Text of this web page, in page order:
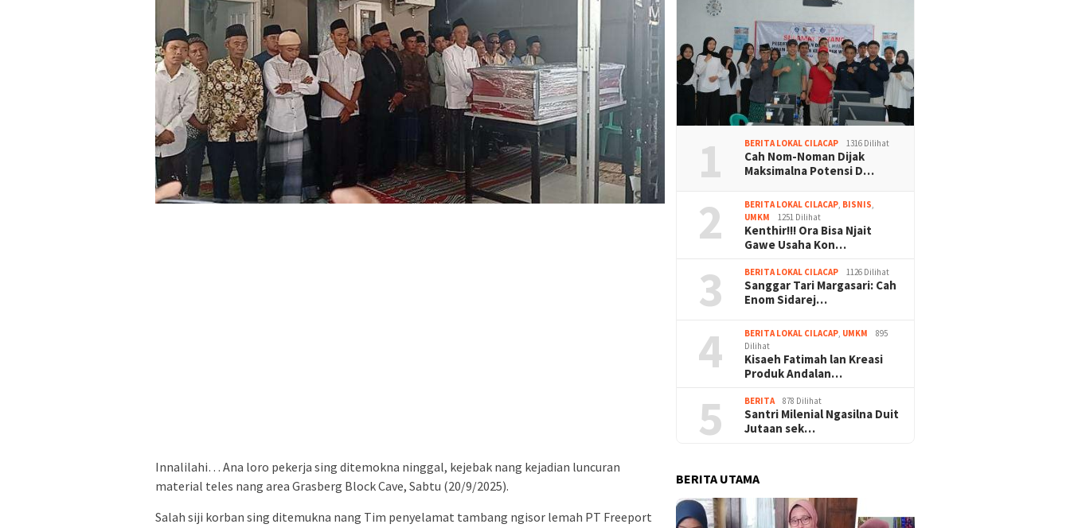
Innalilahi… Ana loro pekerja sing ditemokna ninggal, kejebak nang kejadian luncuran
material teles nang area Grasberg Block Cave, Sabtu (20/9/2025).
Salah siji korban sing ditemukna nang Tim penyelamat tambang ngisor lemah PT Freeport
1 BERITA LOKAL CILACAP 1316 Dilihat
Cah Nom-Noman Dijak
Maksimalna Potensi D…
2 BERITA LOKAL CILACAP BISNIS
UMKM
1251 Dilihat
Kenthir!!! Ora Bisa Njait
Gawe Usaha Kon…
3 BERITA LOKAL CILACAP 1126 Dilihat
Sanggar Tari Margasari: Cah
Enom Sidarej…
4 BERITA LOKAL CILACAP UMKM
895
Dilihat
Kisaeh Fatimah lan Kreasi
Produk Andalan…
5 BERITA 878 Dilihat
Santri Milenial Ngasilna Duit
Jutaan sek…
BERITA UTAMA